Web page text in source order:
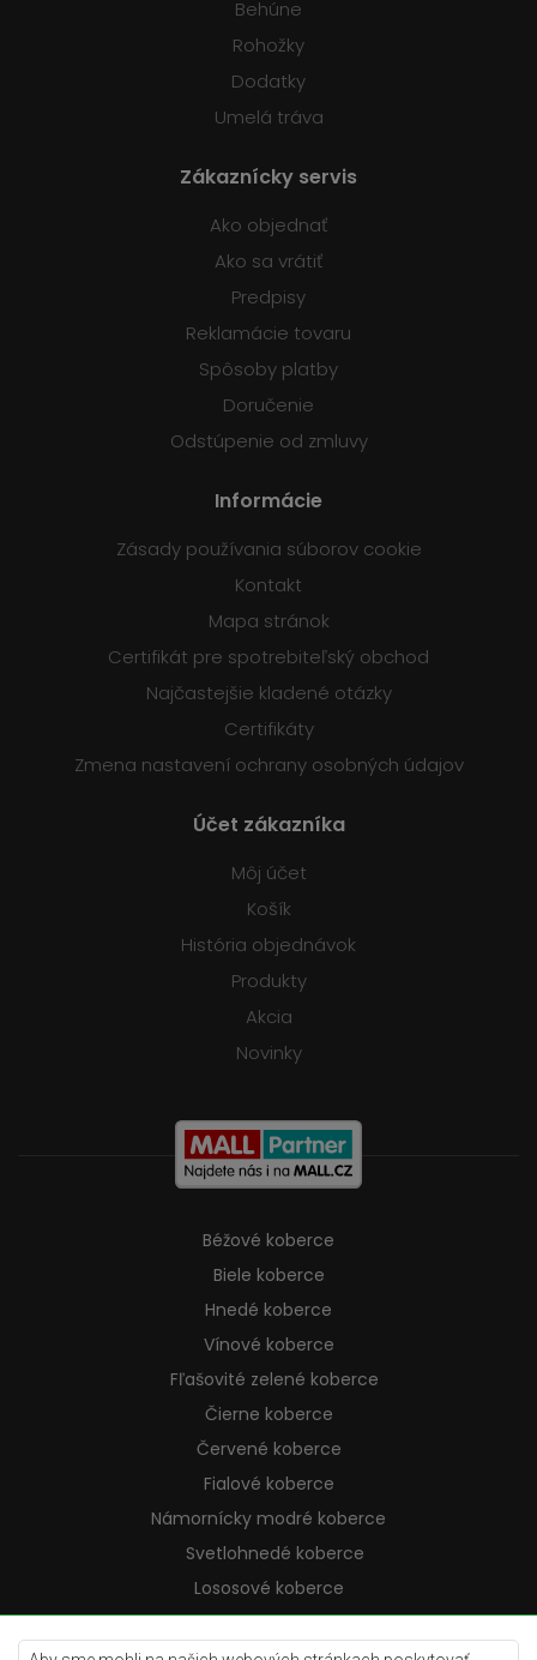
Behúne
Rohožky
Dodatky
Umelá tráva
Zákaznícky servis
Ako objednať
Ako sa vrátiť
Predpisy
Reklamácie tovaru
Spôsoby platby
Doručenie
Odstúpenie od zmluvy
Informácie
Zásady používania súborov cookie
Kontakt
Mapa stránok
Certifikát pre spotrebiteľský obchod
Najčastejšie kladené otázky
Certifikáty
Zmena nastavení ochrany osobných údajov
Účet zákazníka
Môj účet
Košík
História objednávok
Produkty
Akcia
Novinky
Béžové koberce
Biele koberce
Hnedé koberce
Vínové koberce
Fľašovité zelené koberce
Čierne koberce
Červené koberce
Fialové koberce
Námornícky modré koberce
Svetlohnedé koberce
Lososové koberce
Krémové koberce